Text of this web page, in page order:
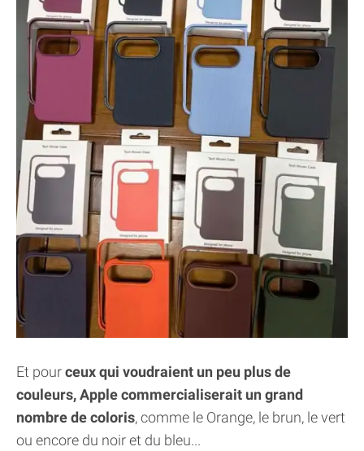
Et pourceux qui voudraient un peu plus de
couleurs, Apple commercialiserait un grand
nombre de coloris, comme le Orange, le brun, le vert
ou encore du noir et du bleu...